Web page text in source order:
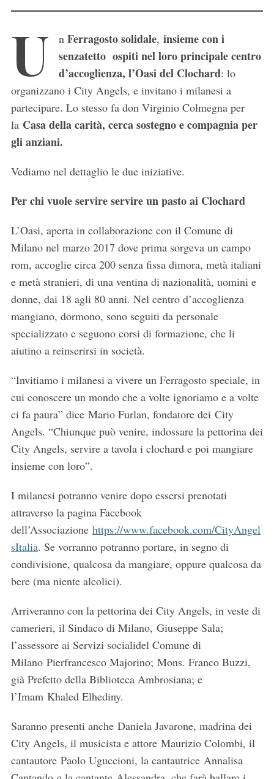
U nFerragosto solidale, insieme con i
senzatetto ospiti nel loro principale centro
d’accoglienza, l’Oasi del Clochard: lo
organizzano i City Angels, e invitano i milanesi a
partecipare. Lo stesso fa don Virginio Colmegna per
la Casa della carità, cerca sostegno e compagnia per
gli anziani.
Vediamo nel dettaglio le due iniziative.
Per chi vuole servire servire un pasto ai Clochard
L’Oasi, aperta in collaborazione con il Comune di
Milano nel marzo 2017 dove prima sorgeva un campo
rom, accoglie circa 200 senza fissa dimora, metà italiani
e metà stranieri, di una ventina di nazionalità, uomini e
donne, dai 18 agli 80 anni. Nel centro d’accoglienza
mangiano, dormono, sono seguiti da personale
specializzato e seguono corsi di formazione, che li
aiutino a reinserirsi in società.
“Invitiamo i milanesi a vivere un Ferragosto speciale, in
cui conoscere un mondo che a volte ignoriamo e a volte
ci fa paura” dice Mario Furlan, fondatore dei City
Angels. “Chiunque può venire, indossare la pettorina dei
City Angels, servire a tavola i clochard e poi mangiare
insieme con loro”.
I milanesi potranno venire dopo essersi prenotati
attraverso la pagina Facebook
dell’Associazione https://www.facebook.com/CityAngel
sItalia. Se vorranno potranno portare, in segno di
condivisione, qualcosa da mangiare, oppure qualcosa da
bere (ma niente alcolici).
Arriveranno con la pettorina dei City Angels, in veste di
camerieri, il Sindaco di Milano, Giuseppe Sala;
l’assessore ai Servizi socialidel Comune di
Milano Pierfrancesco Majorino; Mons. Franco Buzzi,
già Prefetto della Biblioteca Ambrosiana; e
l’Imam Khaled Elhediny.
Saranno presenti anche Daniela Javarone, madrina dei
City Angels, il musicista e attore Maurizio Colombi, il
cantautore Paolo Uguccioni, la cantautrice Annalisa